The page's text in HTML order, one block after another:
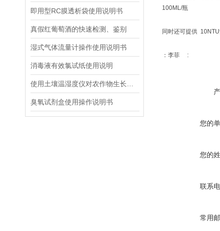
即用型RC膜透析袋使用说明书
真假红葡萄酒的快速检测、鉴别
湿式气体流量计操作使用说明书
消毒液有效氯试纸使用说明
臭氧试剂盒使用操作说明书
100ML/瓶
同时还可提供
：李菲 :
您的
您的
联系
常用